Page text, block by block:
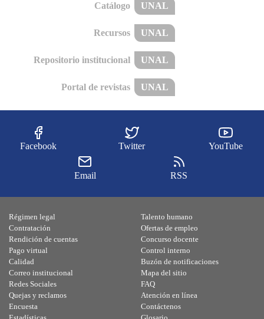
Catálogo UNAL
Recursos UNAL
Repositorio institucional UNAL
Portal de revistas UNAL
Facebook Twitter YouTube
Email RSS
Régimen legal
Contratación
Rendición de cuentas
Pago virtual
Calidad
Talento humano
Ofertas de empleo
Concurso docente
Control interno
Buzón de notificaciones
Correo institucional
Redes Sociales
Quejas y reclamos
Encuesta
Mapa del sitio
FAQ
Atención en línea
Contáctenos